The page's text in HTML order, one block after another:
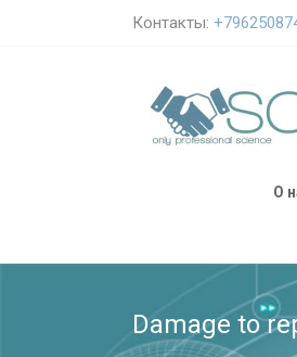
Контакты:
О
Damage to